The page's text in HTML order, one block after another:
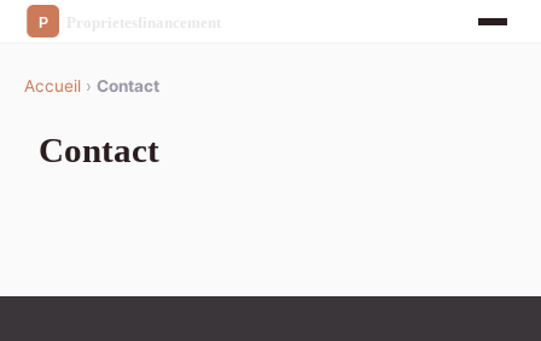
Accueil › Contact
Contact